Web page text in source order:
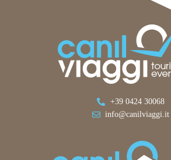
+39 0424 30068
info@canilviaggi.it